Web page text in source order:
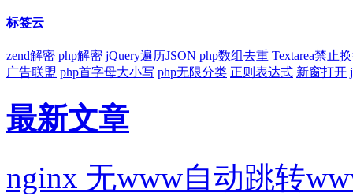
标签云
zend解密 php解密 jQuery遍历JSON php数组去重 Textarea禁止
广告联盟 php首字母大小写 php无限分类 正则表达式 新窗打开
最新文章
nginx 无www自动跳转